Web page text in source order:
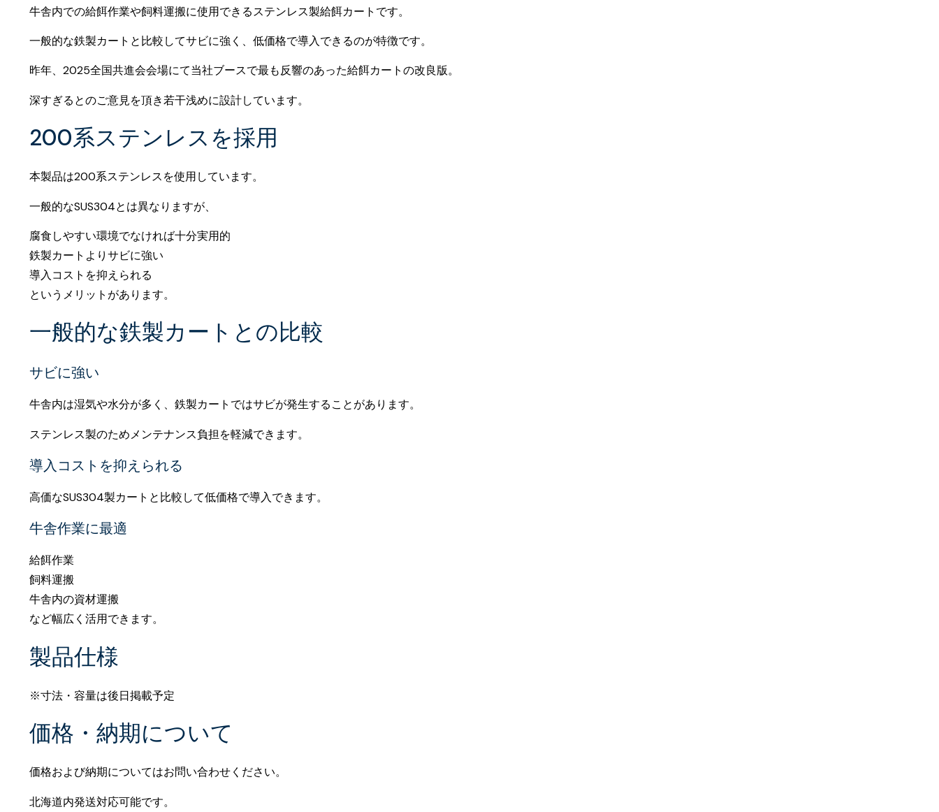
牛舎内での給餌作業や飼料運搬に使用できるステンレス製給餌カートです。
一般的な鉄製カートと比較してサビに強く、低価格で導入できるのが特徴です。
昨年、2025全国共進会会場にて当社ブースで最も反響のあった給餌カートの改良版。
深すぎるとのご意見を頂き若干浅めに設計しています。
200系ステンレスを採用
本製品は200系ステンレスを使用しています。
一般的なSUS304とは異なりますが、
腐食しやすい環境でなければ十分実用的
鉄製カートよりサビに強い
導入コストを抑えられる
というメリットがあります。
一般的な鉄製カートとの比較
サビに強い
牛舎内は湿気や水分が多く、鉄製カートではサビが発生することがあります。
ステンレス製のためメンテナンス負担を軽減できます。
導入コストを抑えられる
高価なSUS304製カートと比較して低価格で導入できます。
牛舎作業に最適
給餌作業
飼料運搬
牛舎内の資材運搬
など幅広く活用できます。
製品仕様
※寸法・容量は後日掲載予定
価格・納期について
価格および納期についてはお問い合わせください。
北海道内発送対応可能です。